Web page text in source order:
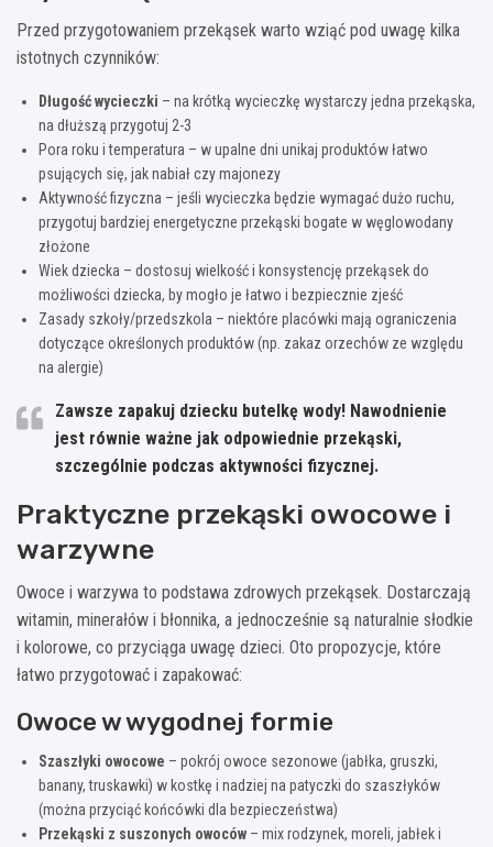
Przed przygotowaniem przekąsek warto wziąć pod uwagę kilka
istotnych czynników:
Długość wycieczki – na krótką wycieczkę wystarczy jedna przekąska,
na dłuższą przygotuj 2-3
Pora roku i temperatura – w upalne dni unikaj produktów łatwo
psujących się, jak nabiał czy majonezy
Aktywność fizyczna – jeśli wycieczka będzie wymagać dużo ruchu,
przygotuj bardziej energetyczne przekąski bogate w węglowodany
złożone
Wiek dziecka – dostosuj wielkość i konsystencję przekąsek do
możliwości dziecka, by mogło je łatwo i bezpiecznie zjeść
Zasady szkoły/przedszkola – niektóre placówki mają ograniczenia
dotyczące określonych produktów (np. zakaz orzechów ze względu
na alergie)
Zawsze zapakuj dziecku butelkę wody! Nawodnienie
jest równie ważne jak odpowiednie przekąski,
szczególnie podczas aktywności fizycznej.
Praktyczne przekąski owocowe i
warzywne
Owoce i warzywa to podstawa zdrowych przekąsek. Dostarczają
witamin, minerałów i błonnika, a jednocześnie są naturalnie słodkie
i kolorowe, co przyciąga uwagę dzieci. Oto propozycje, które
łatwo przygotować i zapakować:
Owoce w wygodnej formie
Szaszłyki owocowe – pokrój owoce sezonowe (jabłka, gruszki,
banany, truskawki) w kostkę i nadziej na patyczki do szaszłyków
(można przyciąć końcówki dla bezpieczeństwa)
Przekąski z suszonych owoców – mix rodzynek, moreli, jabłek i